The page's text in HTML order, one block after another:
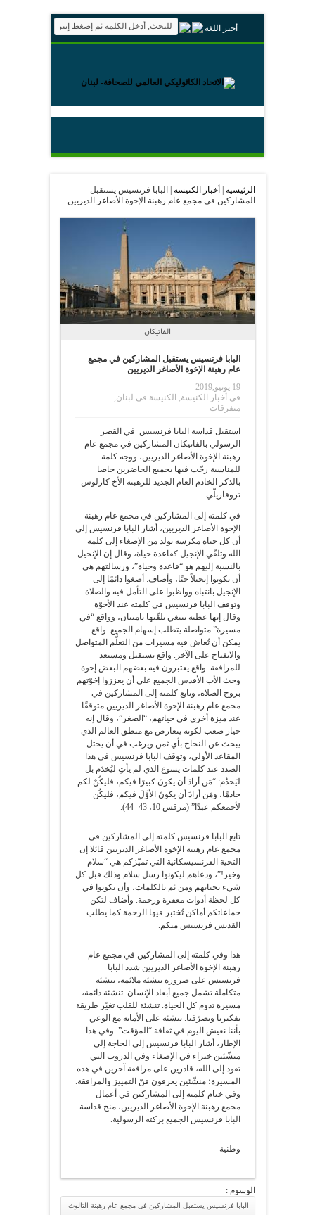
أختر اللغة
الرئيسية أخبار الكنيسة
البابا فرنسيس يستقبل
المشاركين في مجمع عام رهبنة الإخوة الأصاغر الديريين
الفاتيكان
البابا فرنسيس يستقبل المشاركين في مجمع
عام رهبنة الإخوة الأصاغر الديريين
19 يونيو,2019
في أخبار الكنيسة, الكنيسة في لبنان,
متفرقات
استقبل قداسة البابا فرنسيس في القصر
الرسولي بالفاتيكان المشاركين في مجمع عام
رهبنة الإخوة الأصاغر الديريين، ووجه كلمة
للمناسبة رحّب فيها بجميع الحاضرين خاصا
بالذكر الخادم العام الجديد للرهبنة الأخ كارلوس
تروفاريلّي.
في كلمته إلى المشاركين في مجمع عام رهبنة
الإخوة الأصاغر الديريين، أشار البابا فرنسيس إلى
أن كل حياة مكرسة تولد من الإصغاء إلى كلمة
الله وتلقّي الإنجيل كقاعدة حياة، وقال إن الإنجيل
بالنسبة إليهم هو “قاعدة وحياة”، ورسالتهم هي
أن يكونوا إنجيلاً حيًا، وأضاف: أصغوا دائمًا إلى
الإنجيل بانتباه وواظبوا على التأمل فيه والصلاة.
وتوقف البابا فرنسيس في كلمته عند الأخوّة
وقال إنها عطية ينبغي تلقّيها بامتنان، وواقع “في
مسيرة” متواصلة يتطلب إسهام الجميع. واقع
يمكن أن تُعاش فيه مسيرات من التعلُّم المتواصل
والانفتاح على الآخر. واقع يستقبل ومستعد
للمرافقة. واقع يعتبرون فيه بعضهم البعض إخوة.
وحث الأب الأقدس الجميع على أن يعززوا إخوّتهم
بروح الصلاة، وتابع كلمته إلى المشاركين في
مجمع عام رهبنة الإخوة الأصاغر الديريين متوقفًا
عند ميزة أخرى في حياتهم، “الصغر”، وقال إنه
خيار صعب لكونه يتعارض مع منطق العالم الذي
يبحث عن النجاح بأي ثمن ويرغب في أن يحتل
المقاعد الأولى، وتوقف البابا فرنسيس في هذا
الصدد عند كلمات يسوع الذي لم يأتِ ليُخدَم بل
ليَخدُم: “مَن أرادَ أن يكونَ كبيرًا فيكم، فليكُنْ لكم
خادمًا، ومَن أرادَ أن يكونَ الأوَّلَ فيكم، فليكُن
لأجمعكم عبدًا” (مرقس 10، 43 -44).
تابع البابا فرنسيس كلمته إلى المشاركين في
مجمع عام رهبنة الإخوة الأصاغر الديريين قائلا إن
التحية الفرنسيسكانية التي تميّزكم هي “سلام
وخير!”، ودعاهم ليكونوا رسل سلام وذلك قبل كل
شيء بحياتهم ومن ثم بالكلمات، وأن يكونوا في
كل لحظة أدوات مغفرة ورحمة. وأضاف لتكن
جماعاتكم أماكن تُختبر فيها الرحمة كما يطلب
القديس فرنسيس منكم.
هذا وفي كلمته إلى المشاركين في مجمع عام
رهبنة الإخوة الأصاغر الديريين شدد البابا
فرنسيس على ضرورة تنشئة ملائمة، تنشئة
متكاملة تشمل جميع أبعاد الإنسان. تنشئة دائمة،
مسيرة تدوم كل الحياة. تنشئة للقلب تغيّر طريقة
تفكيرنا وتصرّفنا. تنشئة على الأمانة مع الوعي
بأننا نعيش اليوم في ثقافة “المؤقت”. وفي هذا
الإطار، أشار البابا فرنسيس إلى الحاجة إلى
منشّئين خبراء في الإصغاء وفي الدروب التي
تقود إلى الله، قادرين على مرافقة آخرين في هذه
المسيرة؛ منشّئين يعرفون فنّ التمييز والمرافقة.
وفي ختام كلمته إلى المشاركين في أعمال
مجمع رهبنة الإخوة الأصاغر الديريين، منح قداسة
البابا فرنسيس الجميع بركته الرسولية.
وطنية
الوسوم :
البابا فرنسيس يستقبل المشاركين في مجمع عام رهبنة الثالوث